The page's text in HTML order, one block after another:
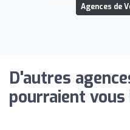
Agences de
D'autres
pourraient